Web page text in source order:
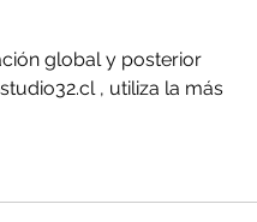
global y posterior
, utiliza la más